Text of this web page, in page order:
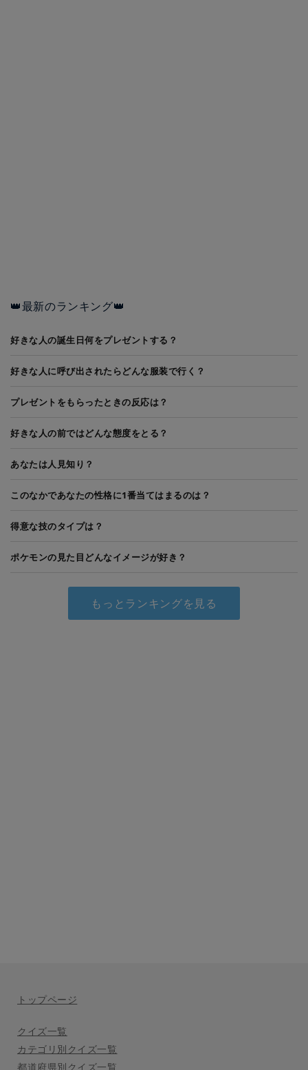
👑最新のランキング👑
好きな人の誕生日何をプレゼントする？
好きな人に呼び出されたらどんな服装で行く？
プレゼントをもらったときの反応は？
好きな人の前ではどんな態度をとる？
あなたは人見知り？
このなかであなたの性格に1番当てはまるのは？
得意な技のタイプは？
ポケモンの見た目どんなイメージが好き？
もっとランキングを見る
トップページ
クイズ一覧
カテゴリ別クイズ一覧
都道府県別クイズ一覧